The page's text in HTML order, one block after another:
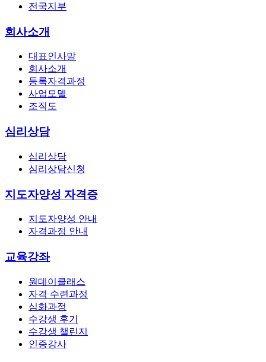
전국지부
회사소개
대표인사말
회사소개
등록자격과정
사업모델
조직도
심리상담
심리상담
심리상담신청
지도자양성 자격증
지도자양성 안내
자격과정 안내
교육강좌
원데이클래스
자격 수련과정
심화과정
수강생 후기
수강생 챌린지
인증강사